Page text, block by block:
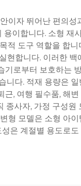
이자 뛰어난 편의성
이합니다. 소형 재
적 도구 역할을 합
합니다. 이러한 백
로부터 보호하는
다. 적재 용량은
, 여행 필수품, 해
종사자, 가정 구성원
형 모델은 소형 아
은 계절별 용도로